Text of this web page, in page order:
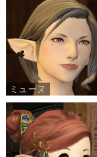
ミューヌ